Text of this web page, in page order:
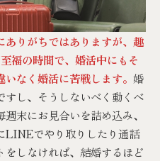
りがちではありますが、趣
福の時間で、婚活中にもそ
なく婚活に苦戦します。 婚
すし、そうしないべく動くべ
末にお見合いを詰め込み、
LINEでやり取りしたり通話
をしなければ、結婚するほど